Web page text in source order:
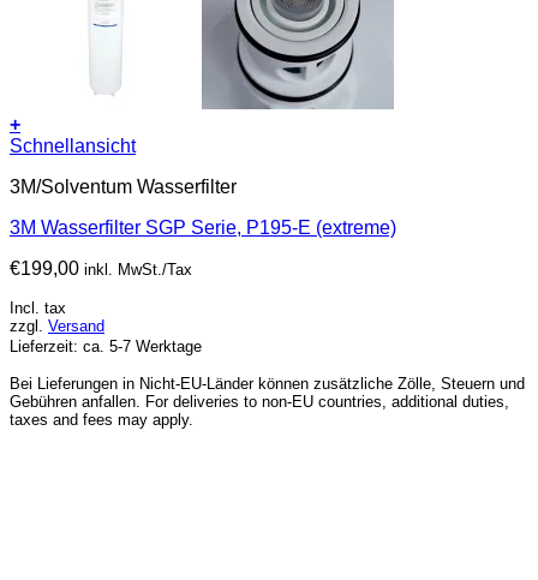
+
Schnellansicht
3M/Solventum Wasserfilter
3M Wasserfilter SGP Serie, P195-E (extreme)
€199,00 inkl. MwSt./Tax
Incl. tax
zzgl. Versand
Lieferzeit: ca. 5-7 Werktage
Bei Lieferungen in Nicht-EU-Länder können zusätzliche Zölle, Steuern und
Gebühren anfallen. For deliveries to non-EU countries, additional duties,
taxes and fees may apply.